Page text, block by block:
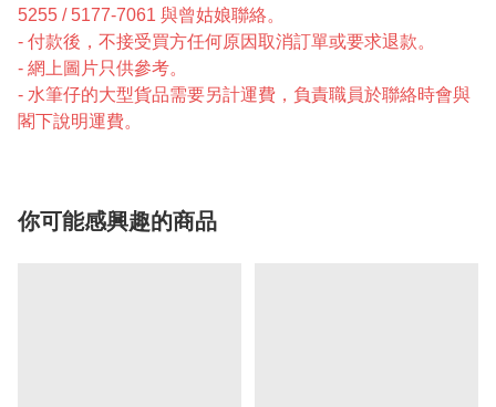
5255 / 5177-7061 與曾姑娘聯絡。
- 付款後，不接受買方任何原因取消訂單或要求退款。
- 網上圖片只供參考。
- 水筆仔的大型貨品需要另計運費，負責職員於聯絡時會與
閣下說明運費。
你可能感興趣的商品